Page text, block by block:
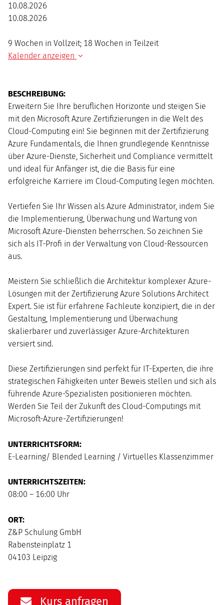
10.08.2026
10.08.2026
9 Wochen in Vollzeit; 18 Wochen in Teilzeit
Kalender anzeigen
Mo Di
3
8
10
11 12 14 15
17
18 19 20
23
25 26 28
31
BESCHREIBUNG:
Erweitern Sie Ihre beruflichen Horizonte und steigen Sie
mit den Microsoft Azure Zertifizierungen in die Welt des
Cloud-Computing ein! Sie beginnen mit der Zertifizierung
Azure Fundamentals, die Ihnen grundlegende Kenntnisse
über Azure-Dienste, Sicherheit und Compliance vermittelt
und ideal für Anfänger ist, die die Basis für eine
erfolgreiche Karriere im Cloud-Computing legen möchten.
Vertiefen Sie Ihr Wissen als Azure Administrator, indem Sie
die Implementierung, Überwachung und Wartung von
Microsoft Azure-Diensten beherrschen. So zeichnen Sie
sich als IT-Profi in der Verwaltung von Cloud-Ressourcen
aus.
Meistern Sie schließlich die Architektur komplexer Azure-
Lösungen mit der Zertifizierung Azure Solutions Architect
Expert. Sie ist für erfahrene Fachleute konzipiert, die in der
Gestaltung, Implementierung und Überwachung
skalierbarer und zuverlässiger Azure-Architekturen
versiert sind.
Diese Zertifizierungen sind perfekt für IT-Experten, die ihre
strategischen Fähigkeiten unter Beweis stellen und sich als
führende Azure-Spezialisten positionieren möchten.
Werden Sie Teil der Zukunft des Cloud-Computings mit
Microsoft-Azure-Zertifizierungen!
UNTERRICHTSFORM:
E-Learning/ Blended Learning / Virtuelles Klassenzimmer
UNTERRICHTSZEITEN:
08:00 – 16:00 Uhr
ORT:
Z&P Schulung GmbH
Rabensteinplatz 1
04103 Leipzig
Kurs anfragen